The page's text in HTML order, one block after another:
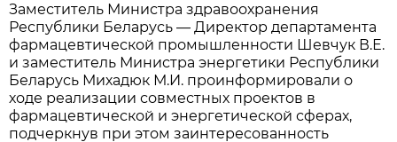
Заместитель Министра здравоохранения
Республики Беларусь — Директор департамента
фармацевтической промышленности Шевчук В.Е.
и заместитель Министра энергетики Республики
Беларусь Михадюк М.И. проинформировали о
ходе реализации совместных проектов в
фармацевтической и энергетической сферах,
подчеркнув при этом заинтересованность